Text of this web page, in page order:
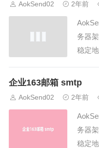
保障
AokSend02 2年前
务器
稳定
供更
企...
企业163邮箱 smtp
AokSend02 2年前
务器
稳定